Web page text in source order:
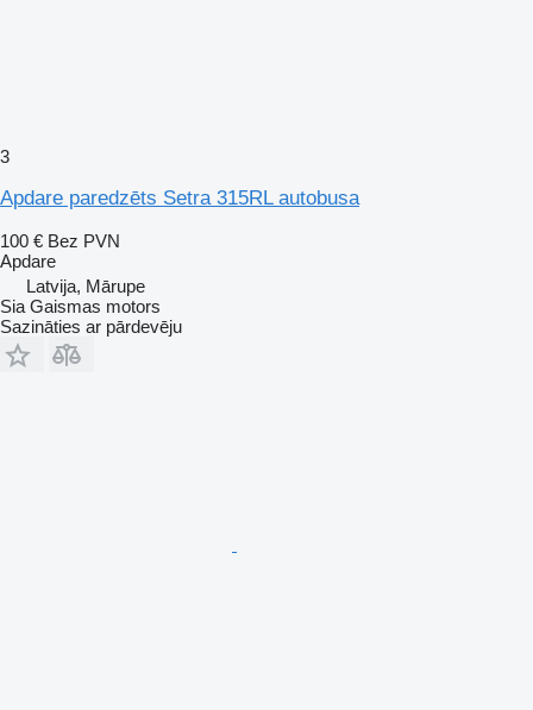
3
Apdare paredzēts Setra 315RL autobusa
100 € Bez PVN
Apdare
Latvija, Mārupe
Sia Gaismas motors
Sazināties ar pārdevēju